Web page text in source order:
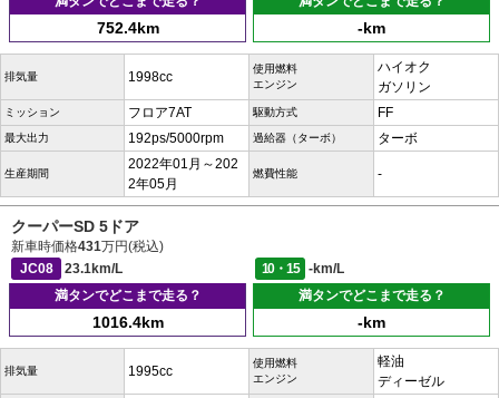
752.4km -km
排気量 1998cc
使用燃料
エンジン
ハイオク
ガソリン
ミッション フロア7AT 駆動方式 FF
最大出力 192ps/5000rpm 過給器（ターボ） ターボ
生産期間
2022年01月～202
2年05月
燃費性能 -
クーパーSD 5ドア
新車時価格431万円(税込)
JC08
23.1km/L 10・15
-km/L
満タンでどこまで走る？
1016.4km
満タンでどこまで走る？
-km
排気量 1995cc
使用燃料
エンジン
軽油
ディーゼル